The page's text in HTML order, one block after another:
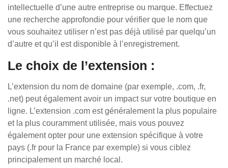
intellectuelle d’une autre entreprise ou marque. Effectuez
une recherche approfondie pour vérifier que le nom que
vous souhaitez utiliser n’est pas déjà utilisé par quelqu’un
d’autre et qu’il est disponible à l’enregistrement.
Le choix de l’extension :
L’extension du nom de domaine (par exemple, .com, .fr,
.net) peut également avoir un impact sur votre boutique en
ligne. L’extension .com est généralement la plus populaire
et la plus couramment utilisée, mais vous pouvez
également opter pour une extension spécifique à votre
pays (.fr pour la France par exemple) si vous ciblez
principalement un marché local.